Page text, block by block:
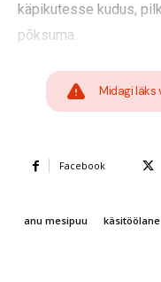
käpikutesse kudus,
põksuma.
Midagi läks
Facebook
anu mesipuu käsitöölane